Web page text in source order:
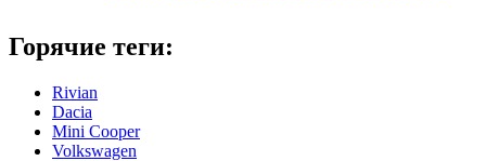
Горячие теги:
Rivian
Dacia
Mini Cooper
Volkswagen